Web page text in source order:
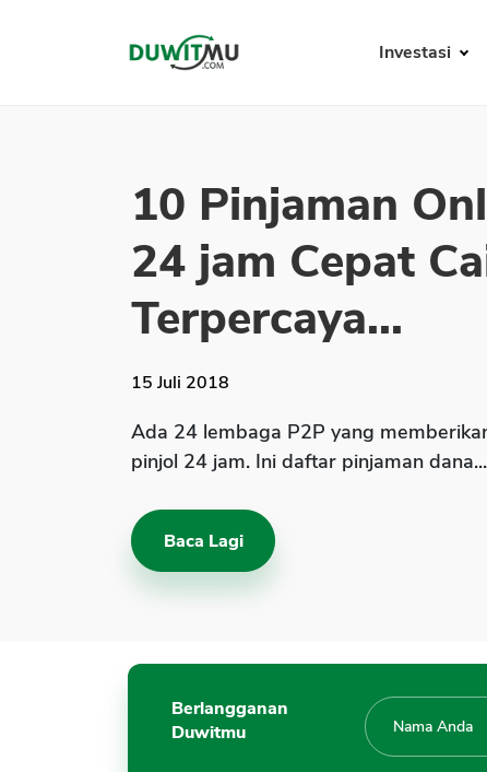
Investasi
10 Pinjaman
24 jam Cepat
Terpercaya...
15 Juli 2018
Ada 24 lembaga P2P yang
pinjol 24 jam. Ini daftar pinjaman dana...
Baca Lagi
Berlangganan
Duwitmu